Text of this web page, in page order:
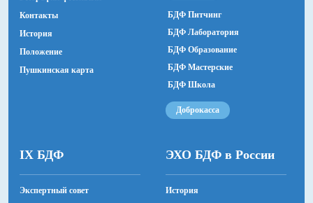
Контакты
История
Положение
Пушкинская карта
БДФ Питчинг
БДФ Лаборатория
БДФ Образование
БДФ Мастерские
БДФ Школа
Доброкасса
IX БДФ
Экспертный совет
ЭХО БДФ в России
История